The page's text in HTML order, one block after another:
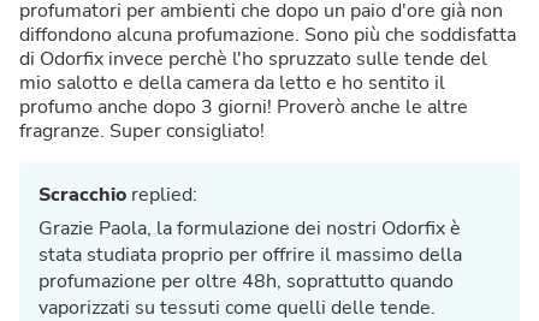
profumatori per ambienti che dopo un paio d'ore già non
diffondono alcuna profumazione. Sono più che soddisfatta
di Odorfix invece perchè l'ho spruzzato sulle tende del
mio salotto e della camera da letto e ho sentito il
profumo anche dopo 3 giorni! Proverò anche le altre
fragranze. Super consigliato!
Scracchio replied:
Grazie Paola, la formulazione dei nostri Odorfix è
stata studiata proprio per offrire il massimo della
profumazione per oltre 48h, soprattutto quando
vaporizzati su tessuti come quelli delle tende.